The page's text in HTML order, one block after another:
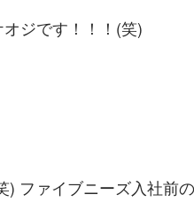
ジです！！！(笑)
) ファイブニーズ入社前